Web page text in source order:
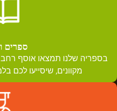
ספרים
בספריה שלנו תמצאו אוסף
מקוונים, שיסייעו לכם